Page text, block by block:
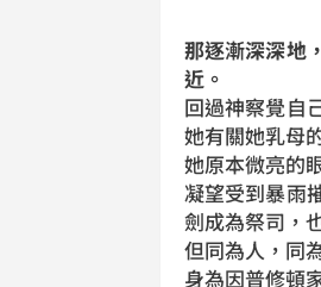
那逐漸深深地
近。
回過神察覺自
她有關她乳母
她原本微亮的
凝望受到暴雨
劍成為祭司，
但同為人，同
身為因普修頓